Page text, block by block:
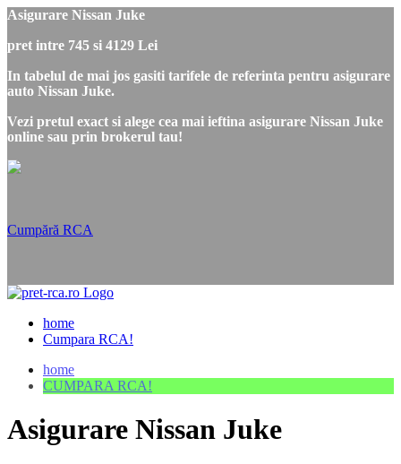
Asigurare Nissan Juke
pret intre 745 si 4129 Lei
In tabelul de mai jos gasiti tarifele de referinta pentru asigurare
auto Nissan Juke.
Vezi pretul exact si alege cea mai ieftina asigurare Nissan Juke
online sau prin brokerul tau!
Cumpără RCA
home
Cumpara RCA!
home
CUMPARA RCA!
Asigurare Nissan Juke